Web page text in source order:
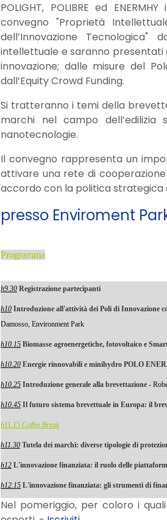
POLIGHT, POLIBRE ed
convegno "Proprietà
dell’Innovazione
intellettuale e saranno presentati
innovazione; dalle misure del
dall’Equity Crowd Funding.
Si tratteranno i temi della
marchi nel campo dell’edilizia
nanotecnologie.
Il convegno rappresenta un
attivare una rete di
accordo con la politica strategica
presso Enviroment
Programma
h9.30 Registrazione partecipanti
h10 Introduzione all'attività dei Poli di Innovazione
Damosso, Environment Park
h10.15 Biomasse agroenergetiche, fotovoltaico e
h10.20 Energie rinnovabili e minihydro POLO
h10.25 Introduzione generale alla brevettazione -
h10.45 Il futuro sistema brevettuale in Europa: il
h11.15 Coffee Break
h11.30 Tutela dei marchi: diverse tipologie di
h12 L'innovazione finanziata: il ruolo delle
h12.15 L'innovazione finanziata: gli strumenti di
Nel pomeriggio, per coloro i